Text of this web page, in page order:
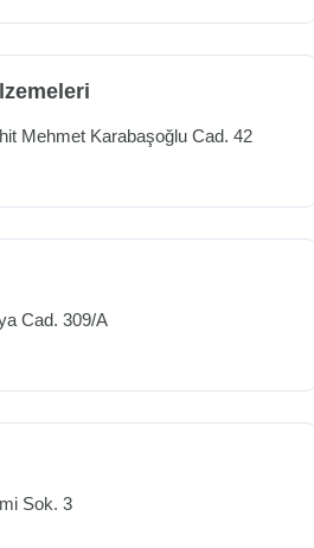
Mehmet Karabaşoğlu Cad. 42
Cad. 309/A
Sok. 3